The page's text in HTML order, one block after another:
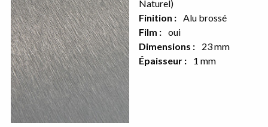
Aucun décor
sur le verso de
ce produit
Naturel)
Finition :
Alu brossé
Film : oui
Dimensions :
23 mm
Épaisseur :
1 mm